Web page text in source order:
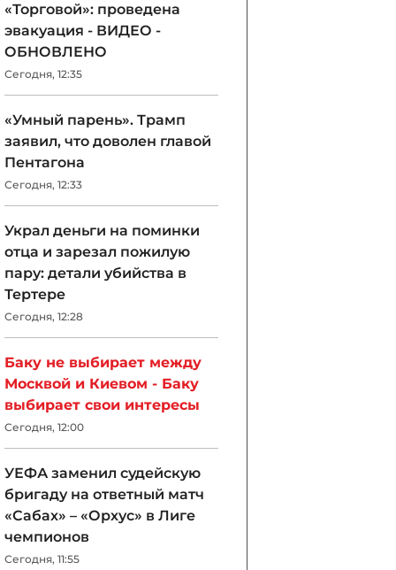
«Торговой»: проведена
эвакуация - ВИДЕО -
ОБНОВЛЕНО
Сегодня, 12:35
«Умный парень». Трамп
заявил, что доволен главой
Пентагона
Сегодня, 12:33
Украл деньги на поминки
отца и зарезал пожилую
пару: детали убийства в
Тертере
Сегодня, 12:28
Баку не выбирает между
Москвой и Киевом - Баку
выбирает свои интересы
Сегодня, 12:00
УЕФА заменил судейскую
бригаду на ответный матч
«Сабах» – «Орхус» в Лиге
чемпионов
Сегодня, 11:55